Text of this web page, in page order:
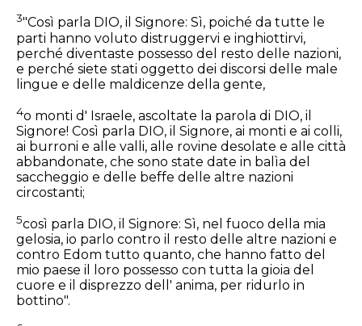
3"Così parla DIO, il Signore: Sì, poiché da tutte le
parti hanno voluto distruggervi e inghiottirvi,
perché diventaste possesso del resto delle nazioni,
e perché siete stati oggetto dei discorsi delle male
lingue e delle maldicenze della gente,
4o monti d' Israele, ascoltate la parola di DIO, il
Signore! Così parla DIO, il Signore, ai monti e ai colli,
ai burroni e alle valli, alle rovine desolate e alle città
abbandonate, che sono state date in balìa del
saccheggio e delle beffe delle altre nazioni
circostanti;
5così parla DIO, il Signore: Sì, nel fuoco della mia
gelosia, io parlo contro il resto delle altre nazioni e
contro Edom tutto quanto, che hanno fatto del
mio paese il loro possesso con tutta la gioia del
cuore e il disprezzo dell' anima, per ridurlo in
bottino".